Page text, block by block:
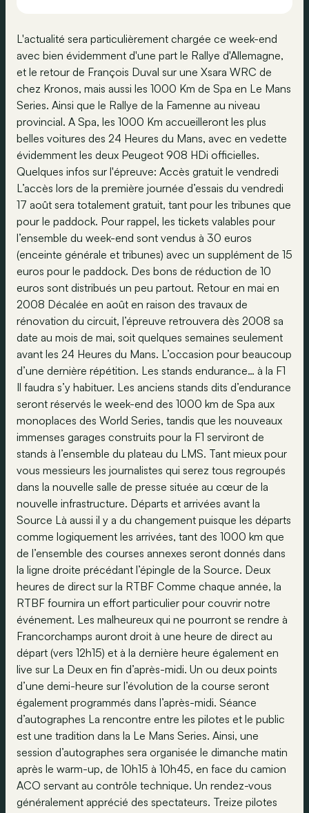
L'actualité sera particulièrement chargée ce week-end
avec bien évidemment d'une part le Rallye d'Allemagne,
et le retour de François Duval sur une Xsara WRC de
chez Kronos, mais aussi les 1000 Km de Spa en Le Mans
Series. Ainsi que le Rallye de la Famenne au niveau
provincial. A Spa, les 1000 Km accueilleront les plus
belles voitures des 24 Heures du Mans, avec en vedette
évidemment les deux Peugeot 908 HDi officielles.
Quelques infos sur l'épreuve: Accès gratuit le vendredi
L’accès lors de la première journée d’essais du vendredi
17 août sera totalement gratuit, tant pour les tribunes que
pour le paddock. Pour rappel, les tickets valables pour
l’ensemble du week-end sont vendus à 30 euros
(enceinte générale et tribunes) avec un supplément de 15
euros pour le paddock. Des bons de réduction de 10
euros sont distribués un peu partout. Retour en mai en
2008 Décalée en août en raison des travaux de
rénovation du circuit, l’épreuve retrouvera dès 2008 sa
date au mois de mai, soit quelques semaines seulement
avant les 24 Heures du Mans. L’occasion pour beaucoup
d’une dernière répétition. Les stands endurance… à la F1
Il faudra s’y habituer. Les anciens stands dits d’endurance
seront réservés le week-end des 1000 km de Spa aux
monoplaces des World Series, tandis que les nouveaux
immenses garages construits pour la F1 serviront de
stands à l’ensemble du plateau du LMS. Tant mieux pour
vous messieurs les journalistes qui serez tous regroupés
dans la nouvelle salle de presse située au cœur de la
nouvelle infrastructure. Départs et arrivées avant la
Source Là aussi il y a du changement puisque les départs
comme logiquement les arrivées, tant des 1000 km que
de l’ensemble des courses annexes seront donnés dans
la ligne droite précédant l’épingle de la Source. Deux
heures de direct sur la RTBF Comme chaque année, la
RTBF fournira un effort particulier pour couvrir notre
événement. Les malheureux qui ne pourront se rendre à
Francorchamps auront droit à une heure de direct au
départ (vers 12h15) et à la dernière heure également en
live sur La Deux en fin d’après-midi. Un ou deux points
d’une demi-heure sur l’évolution de la course seront
également programmés dans l’après-midi. Séance
d’autographes La rencontre entre les pilotes et le public
est une tradition dans la Le Mans Series. Ainsi, une
session d’autographes sera organisée le dimanche matin
après le warm-up, de 10h15 à 10h45, en face du camion
ACO servant au contrôle technique. Un rendez-vous
généralement apprécié des spectateurs. Treize pilotes